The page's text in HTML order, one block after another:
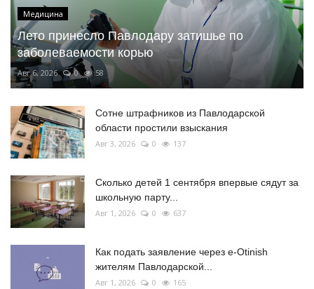
Медицина
Лето принесло Павлодару затишье по
заболеваемости корью
Авг 6, 2026 0 58
Сотне штрафников из Павлодарской
области простили взыскания
Авг 3, 2026 0 137
Сколько детей 1 сентября впервые сядут за
школьную парту...
Авг 1, 2026 0 637
Как подать заявление через e-Otinish
жителям Павлодарской...
Авг 1, 2026 0 165